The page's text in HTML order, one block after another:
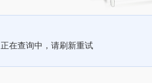
正在查询中，请刷新重试